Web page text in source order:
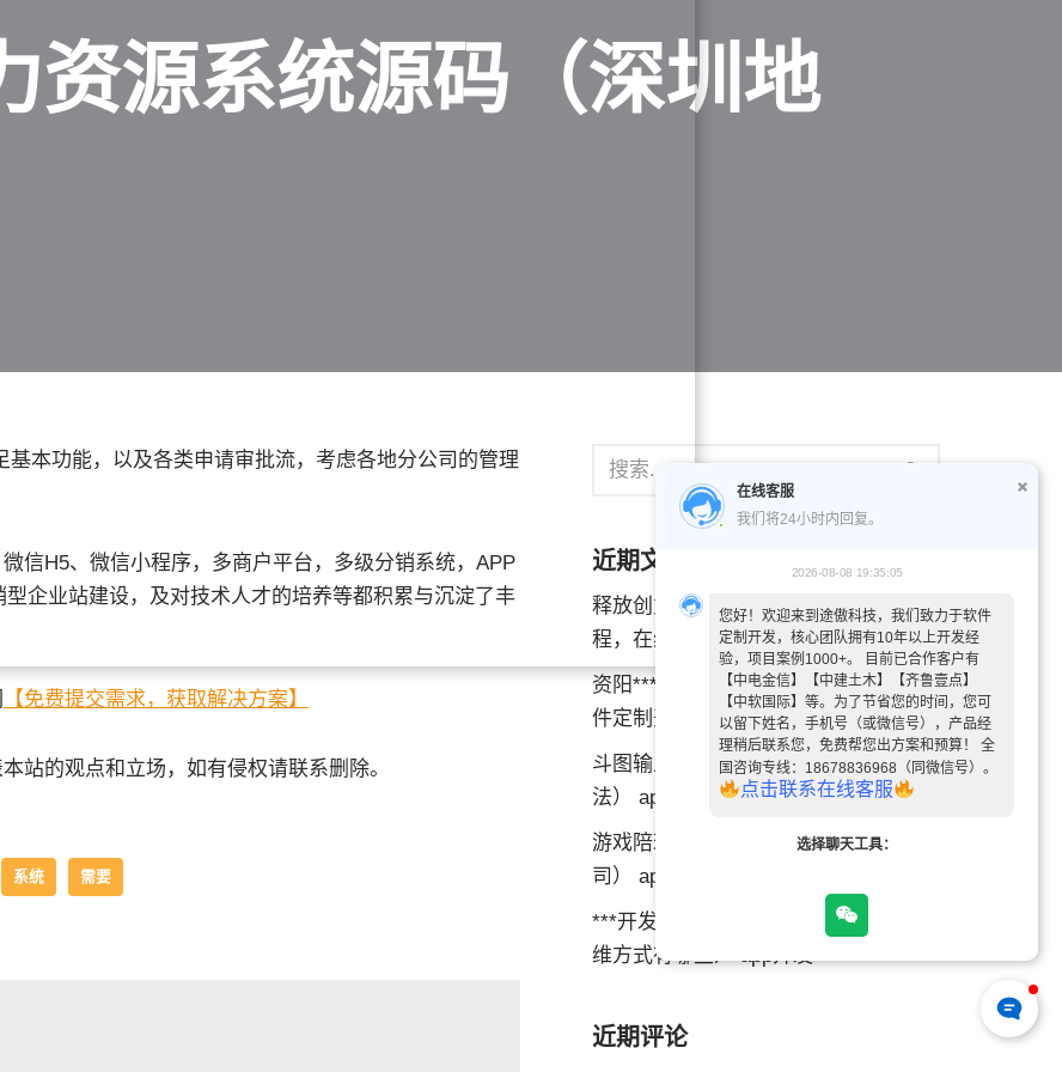
资源系统源码（深圳地
本功能，以及各类申请审批流，考虑各地分公司的管理
信H5、微信小程序，多商户平台，多级分销系统，APP
企业站建设，及对技术人才的培养等都积累与沉淀了丰
【免费提交需求，获取解决方案】
站的观点和立场，如有侵权请联系删除。
系统 需要
近期文章
释放创意，领略艺术——书画APP小
程，在线书法教育APP全面解析！
资阳***软件定制开发维护（资阳***软
件定制开发维护公司） app开发
斗图输入法***开发（生成斗图的输入
法） app开发
游戏陪玩***开发公司（做游戏陪玩公
司） app开发
***开发企业思维方式（***开发企业思
维方式有哪些） app开发
近期评论
在线客服
我们将24小时内回复。
2026-08-08 19:35:05
您好！欢迎来到途傲科技，我们致力于软件
定制开发，核心团队拥有10年以上开发经
验，项目案例1000+。 目前已合作客户有
【中电金信】【中建土木】【齐鲁壹点】
【中软国际】等。为了节省您的时间，您可
以留下姓名，手机号（或微信号），产品经
理稍后联系您，免费帮您出方案和预算！ 全
国咨询专线：18678836968（同微信号）。
点击联系在线客服
选择聊天工具：